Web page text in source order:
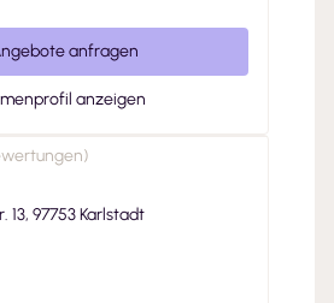
anfragen
anzeigen
)
13, 97753 Karlstadt